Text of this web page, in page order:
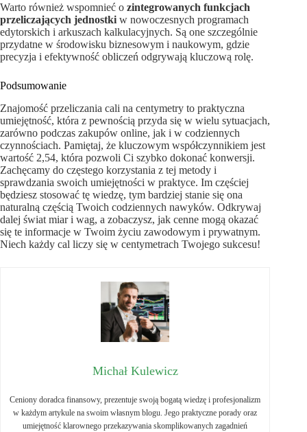
Warto również wspomnieć o zintegrowanych funkcjach
przeliczających jednostki w nowoczesnych programach
edytorskich i arkuszach kalkulacyjnych. Są one szczególnie
przydatne w środowisku biznesowym i naukowym, gdzie
precyzja i efektywność obliczeń odgrywają kluczową rolę.
Podsumowanie
Znajomość przeliczania cali na centymetry to praktyczna
umiejętność, która z pewnością przyda się w wielu sytuacjach,
zarówno podczas zakupów online, jak i w codziennych
czynnościach. Pamiętaj, że kluczowym współczynnikiem jest
wartość 2,54, która pozwoli Ci szybko dokonać konwersji.
Zachęcamy do częstego korzystania z tej metody i
sprawdzania swoich umiejętności w praktyce. Im częściej
będziesz stosować tę wiedzę, tym bardziej stanie się ona
naturalną częścią Twoich codziennych nawyków. Odkrywaj
dalej świat miar i wag, a zobaczysz, jak cenne mogą okazać
się te informacje w Twoim życiu zawodowym i prywatnym.
Niech każdy cal liczy się w centymetrach Twojego sukcesu!
Michał Kulewicz
Ceniony doradca finansowy, prezentuje swoją bogatą wiedzę i profesjonalizm
w każdym artykule na swoim własnym blogu. Jego praktyczne porady oraz
umiejętność klarownego przekazywania skomplikowanych zagadnień